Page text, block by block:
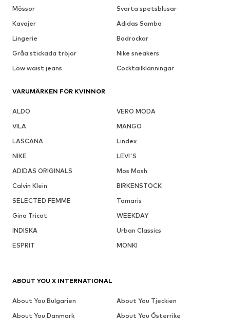
Mössor
Svarta spetsblusar
Kavajer
Adidas Samba
Lingerie
Badrockar
Gråa stickada tröjor
Nike sneakers
Low waist jeans
Cocktailklänningar
VARUMÄRKEN FÖR KVINNOR
ALDO
VERO MODA
VILA
MANGO
LASCANA
Lindex
NIKE
LEVI'S
ADIDAS ORIGINALS
Mos Mosh
Calvin Klein
BIRKENSTOCK
SELECTED FEMME
Tamaris
Gina Tricot
WEEKDAY
INDISKA
Urban Classics
ESPRIT
MONKI
ABOUT YOU X INTERNATIONAL
About You Bulgarien
About You Tjeckien
About You Danmark
About You Österrike